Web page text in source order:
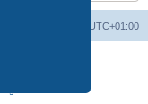
UTC+01:00
Limited